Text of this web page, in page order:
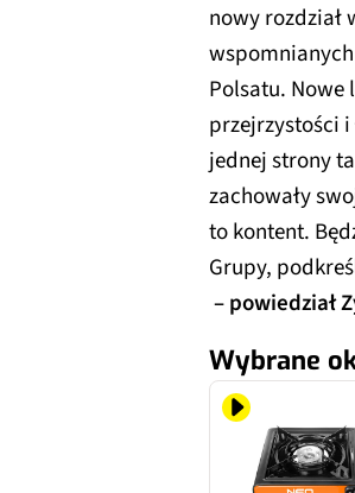
nowy
Polsatu. Nowe
przejrzystości
jednej strony
zachowały
to kontent.
Grupy,
– powiedział
Wybrane